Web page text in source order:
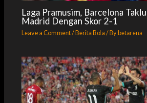
Laga Pramusim, Barcelona
Madrid Dengan Skor 2-1
Leave a Comment/Berita Bola/ Bybetarena